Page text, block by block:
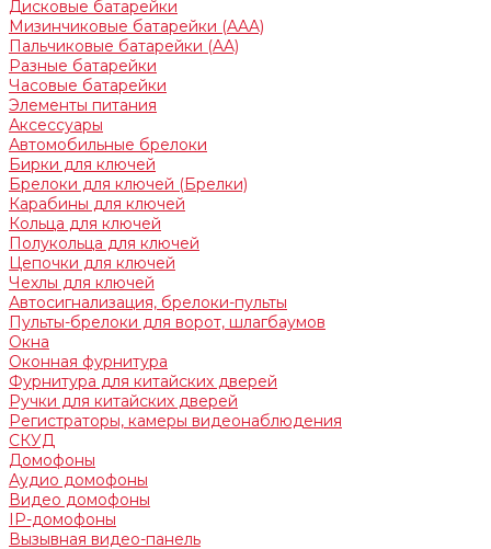
Дисковые батарейки
Мизинчиковые батарейки (AAA)
Пальчиковые батарейки (AA)
Разные батарейки
Часовые батарейки
Элементы питания
Аксессуары
Автомобильные брелоки
Бирки для ключей
Брелоки для ключей (Брелки)
Карабины для ключей
Кольца для ключей
Полукольца для ключей
Цепочки для ключей
Чехлы для ключей
Автосигнализация, брелоки-пульты
Пульты-брелоки для ворот, шлагбаумов
Окна
Оконная фурнитура
Фурнитура для китайских дверей
Ручки для китайских дверей
Регистраторы, камеры видеонаблюдения
СКУД
Домофоны
Аудио домофоны
Видео домофоны
IP-домофоны
Вызывная видео-панель